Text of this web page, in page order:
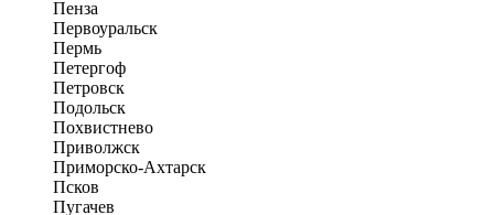
Пенза
Первоуральск
Пермь
Петергоф
Петровск
Подольск
Похвистнево
Приволжск
Приморско-Ахтарск
Псков
Пугачев